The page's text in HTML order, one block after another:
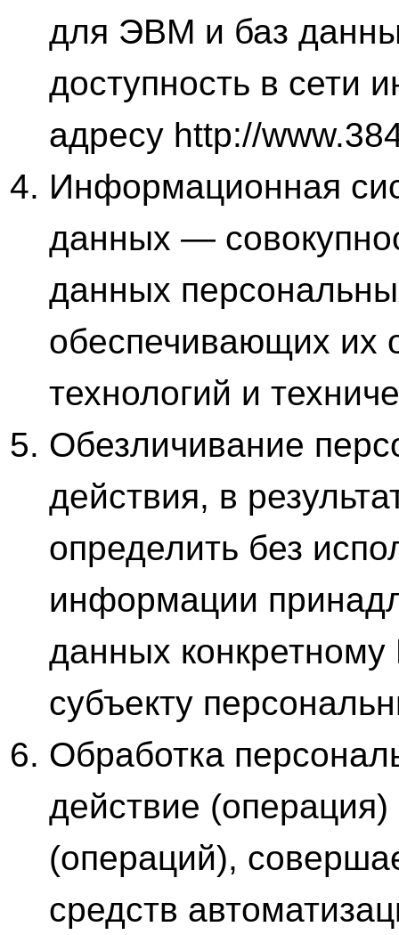
для ЭВМ и баз
доступность в сети
адресу http://
Информационная
данных —
данных
обеспечивающих их
технологий и
Обезличивание
действия, в
определить без
информации
данных
субъекту
Обработка
действие (операция)
(операций),
средств